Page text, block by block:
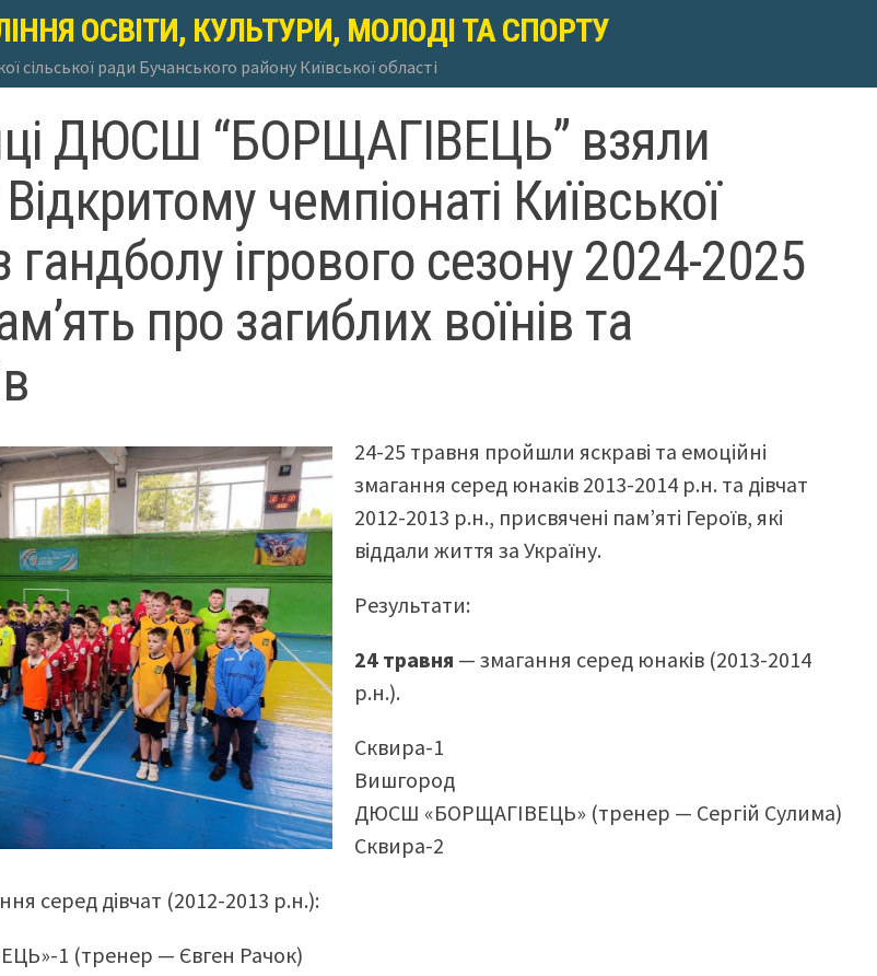
ОСВІТИ, КУЛЬТУРИ, МОЛОДІ ТА СПОРТУ
сільської ради Бучанського району Київської області
ДЮСШ “БОРЩАГІВЕЦЬ” взяли
чемпіонаті Київської
гандболу ігрового сезону 2024-2025
про загиблих воїнів та
24-25 травня пройшли яскраві та емоційні
змагання серед юнаків 2013-2014 р.н. та дівчат
2012-2013 р.н., присвячені пам’яті Героїв, які
віддали життя за Україну.
Результати:
24 травня — змагання серед юнаків (2013-2014
р.н.).
Сквира-1
Вишгород
ДЮСШ «БОРЩАГІВЕЦЬ» (тренер — Сергій Сулима)
Сквира-2
серед дівчат (2012-2013 р.н.):
1 (тренер — Євген Рачок)